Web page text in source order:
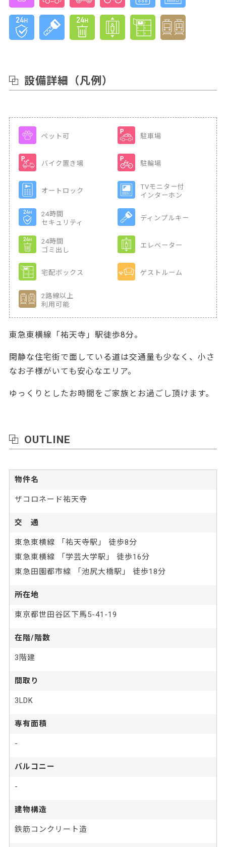
設備詳細 （凡例）
ペット可 駐車場
バイク置き場 駐輪場
オートロック
TVモニター付
インターホン
24時間
セキュリティ
ディンプルキー
24時間
ゴミ出し
エレベーター
宅配ボックス ゲストルーム
2路線以上
利用可能
東急東横線「祐天寺」駅徒歩8分。
閑静な住宅街で面している道は交通量も少なく、小さ
なお子様がいても安心なエリア。
ゆっくりとしたお時間をご家族とお過ごし頂けます。
OUTLINE
物件名
ザコロネード祐天寺
交 通
東急東横線 「祐天寺駅」 徒歩8分
東急東横線 「学芸大学駅」 徒歩16分
東急田園都市線 「池尻大橋駅」 徒歩18分
所在地
東京都世田谷区下馬5-41-19
在階/階数
3階建
間取り
3LDK
専有面積
-
バルコニー
-
建物構造
鉄筋コンクリート造